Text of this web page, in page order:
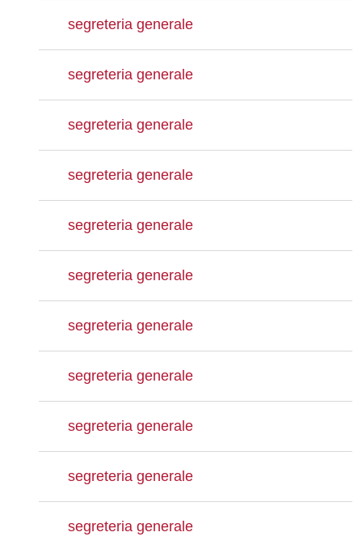
segreteria generale
segreteria generale
segreteria generale
segreteria generale
segreteria generale
segreteria generale
segreteria generale
segreteria generale
segreteria generale
segreteria generale
segreteria generale